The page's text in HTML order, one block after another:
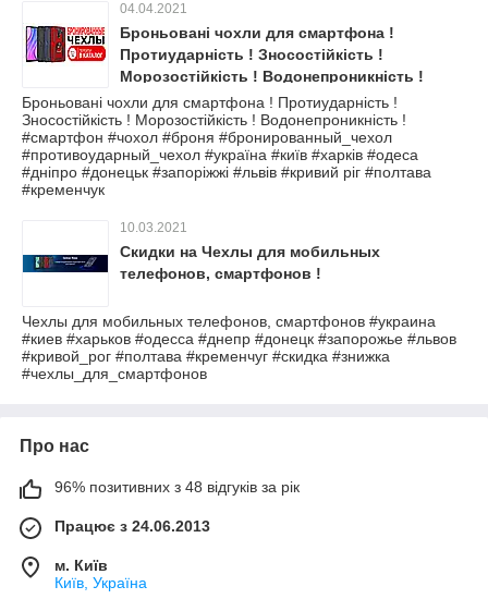
04.04.2021
Броньовані чохли для смартфона !
Протиударність ! Зносостійкість !
Морозостійкість ! Водонепроникність !
Броньовані чохли для смартфона ! Протиударність !
Зносостійкість ! Морозостійкість ! Водонепроникність !
#смартфон #чохол #броня #бронированный_чехол
#противоударный_чехол #україна #київ #харків #одеса
#дніпро #донецьк #запоріжжі #львів #кривий ріг #полтава
#кременчук
10.03.2021
Скидки на Чехлы для мобильных
телефонов, смартфонов !
Чехлы для мобильных телефонов, смартфонов #украина
#киев #харьков #одесса #днепр #донецк #запорожье #львов
#кривой_рог #полтава #кременчуг #скидка #знижка
#чехлы_для_смартфонов
Про нас
96% позитивних з 48 відгуків за рік
Працює з 24.06.2013
м. Київ
Київ, Україна